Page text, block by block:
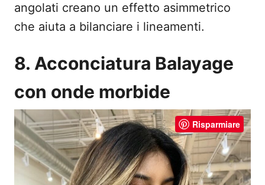
angolati creano un effetto asimmetrico
che aiuta a bilanciare i lineamenti.
8. Acconciatura Balayage
con onde morbide
Risparmiare